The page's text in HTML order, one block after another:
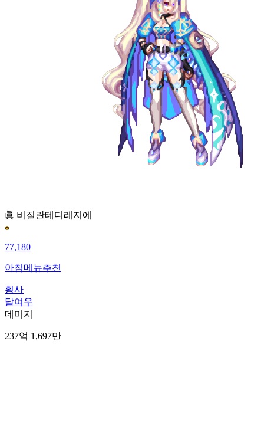
眞 비질란테 디레지에
77,180
아침메뉴추천
횡사
달여우
데미지
237억 1,697만